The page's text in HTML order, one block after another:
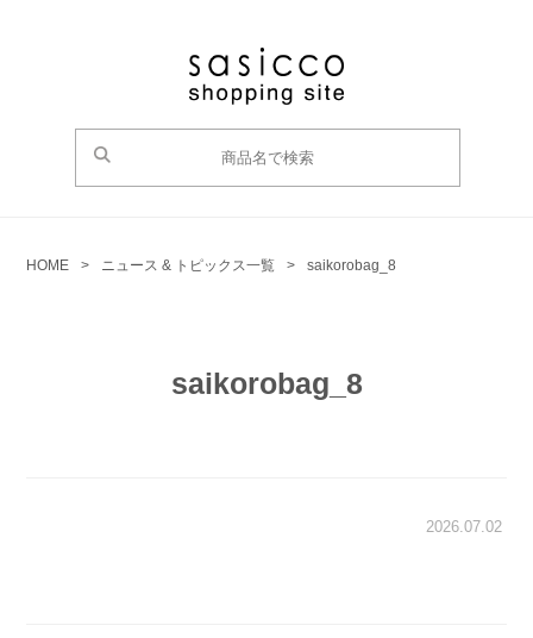
HOME > ニュース & トピックス一覧 > saikorobag_8
saikorobag_8
2026.07.02